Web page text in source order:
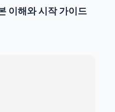
이해와 시작 가이드